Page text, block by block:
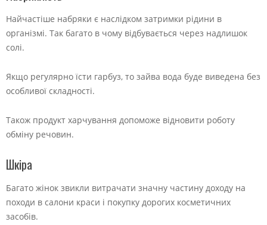
Найчастіше набряки є наслідком затримки рідини в
організмі. Так багато в чому відбувається через надлишок
солі.
Якщо регулярно їсти гарбуз, то зайва вода буде виведена без
особливої складності.
Також продукт харчування допоможе відновити роботу
обміну речовин.
Шкіра
Багато жінок звикли витрачати значну частину доходу на
походи в салони краси і покупку дорогих косметичних
засобів.